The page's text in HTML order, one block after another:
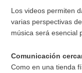
Los videos permiten
varias perspectivas
música será esencial
Comunicación
Como en una tienda